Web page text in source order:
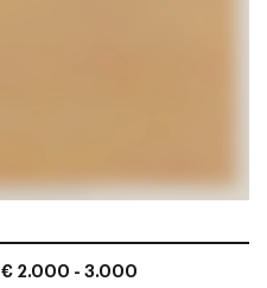
€ 2.000 - 3.000